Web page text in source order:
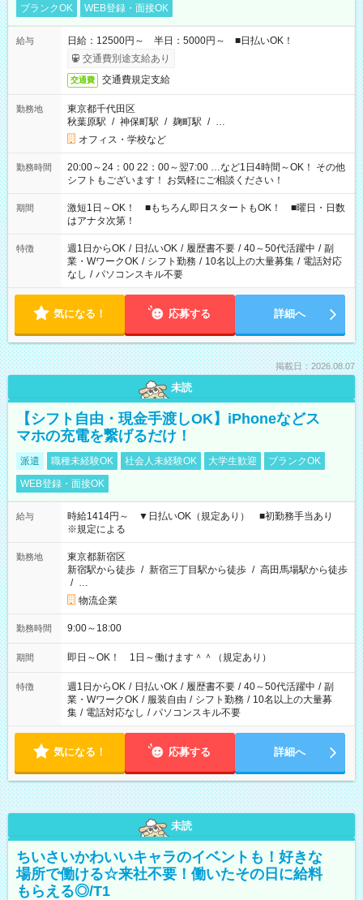
ブランクOK WEB登録・面接OK
給与
日給：12500円～ 半日：5000円～ ■日払いOK！
交通費別途支給あり
交通費 交通費規定支給
勤務地
東京都千代田区
秋葉原駅 / 神保町駅 / 麹町駅 / …
オフィス・学校など
勤務時間
20:00～24：00 22：00～翌7:00 …など1日4時間～OK！ その他
シフトもございます！ お気軽にご相談ください！
期間
激短1日～OK！ ■もちろん即日スタートもOK！ ■曜日・日数
はアナタ次第！
特徴 週1日からOK / 日払いOK / 履歴書不要 / 40～50代活躍中 / 副
業・WワークOK / シフト勤務 / 10名以上の大量募集 / 電話対応
なし / パソコンスキル不要
気になる！ 応募する 詳細へ
掲載日：2026.08.07
未読
【シフト自由・現金手渡しOK】iPhoneなどス
マホの充電を繋げるだけ！
派遣 職種未経験OK 社会人未経験OK 大学生歓迎
ブランクOK
WEB登録・面接OK
給与
時給1414円～ ▼日払いOK（規定あり） ■初勤務手当あり
※規定による
勤務地
東京都新宿区
新宿駅から徒歩 / 新宿三丁目駅から徒歩 / 高田馬場駅から徒歩
/ …
物流企業
勤務時間 9:00～18:00
期間 即日～OK！ 1日～働けます＾＾（規定あり）
特徴 週1日からOK / 日払いOK / 履歴書不要 / 40～50代活躍中 / 副
業・WワークOK / 服装自由 / シフト勤務 / 10名以上の大量募
集 / 電話対応なし / パソコンスキル不要
気になる！ 応募する 詳細へ
未読
ちいさいかわいいキャラのイベントも！好きな
場所で働ける☆来社不要！働いたその日に給料
もらえる◎/T1